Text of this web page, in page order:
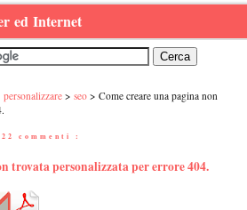
ed Internet
personalizzare seo
Come creare una pagina non
22 commenti :
trovata personalizzata per errore 404.